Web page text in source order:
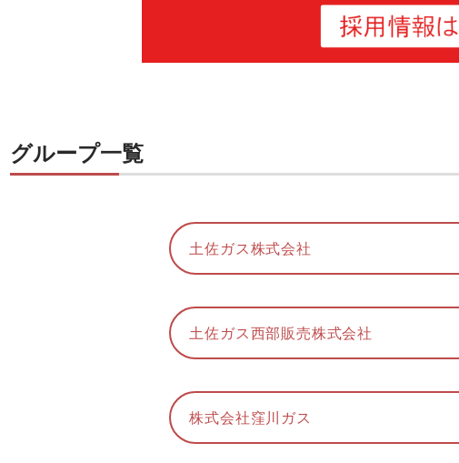
グループ一覧
土佐ガス株式会社
土佐ガス西部販売株式会社
株式会社窪川ガス